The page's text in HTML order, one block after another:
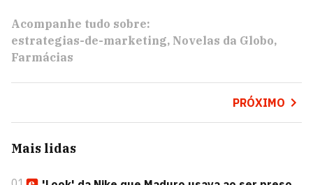
Acompanhe tudo sobre:
estrategias-de-marketing Novelas da Globo
Farmácias
PRÓXIMO
Mais lidas